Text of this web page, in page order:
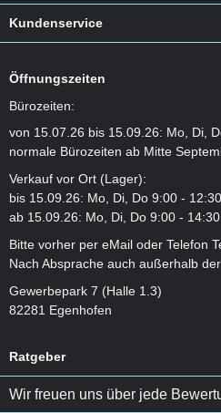
Kundenservice
Öffnungszeiten
Bürozeiten:
von 15.07.26 bis 15.09.26: Mo, Di,
normale Bürozeiten ab Mitte
Verkauf vor Ort (Lager):
bis 15.09.26: Mo, Di, Do 9:00 -
ab 15.09.26: Mo, Di, Do 9:00 -
Bitte vorher per eMail oder Telefon
Nach Absprache auch außerhalb
Gewerbepark 7 (Halle 1.3)
82281 Egenhofen
Ratgeber
Wir freuen uns über jede